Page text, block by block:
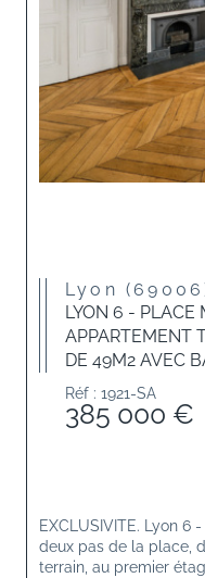
Lyon
LYON 6 - PLACE
APPARTEMENT
DE 49M2 AVEC
Réf : 1921-SA
385 000 €
EXCLUSIVITE. Lyon 6
deux pas de la place,
terrain, au premier